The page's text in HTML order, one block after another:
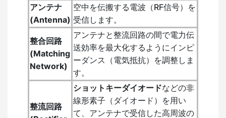
アンテナ
(Antenna)
空中を伝搬する電波（RF信号）を
受信します。
整合回路
(Matching
Network)
アンテナと整流回路の間で電力伝
送効率を最大化するようにインピ
ーダンス（電気抵抗）を調整しま
す。
整流回路
ショットキーダイオードなどの非
線形素子（ダイオード）を用い
て、アンテナで受信した高周波の